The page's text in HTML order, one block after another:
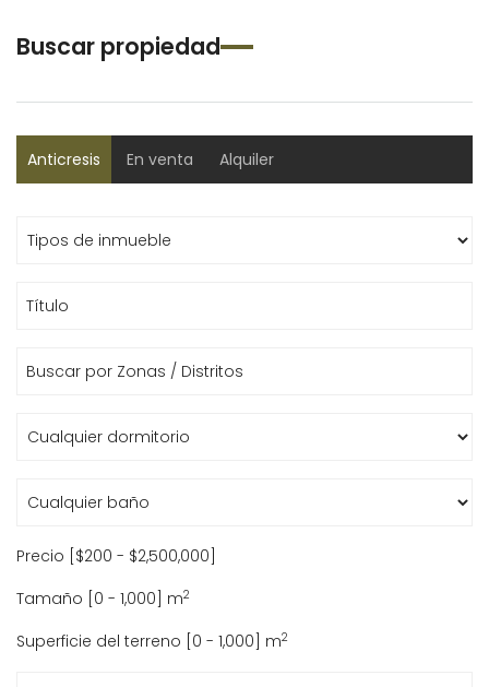
Buscar propiedad
Anticresis En venta Alquiler
Precio [ $200 - $2,500,000
Tamaño [ 0 - 1,000 ] m2
Superficie del terreno [ 0 - 1,000 ] m2